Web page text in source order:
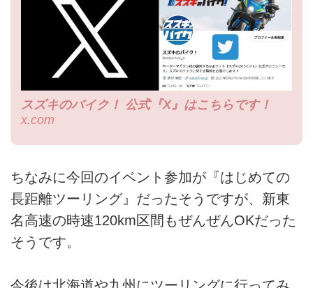
スズキのバイク！ 公式『X』はこちらです！
x.com
ちなみに今回のイベント参加が『はじめての
長距離ツーリング』だったそうですが、新東
名高速の時速120km区間もぜんぜんOKだった
そうです。